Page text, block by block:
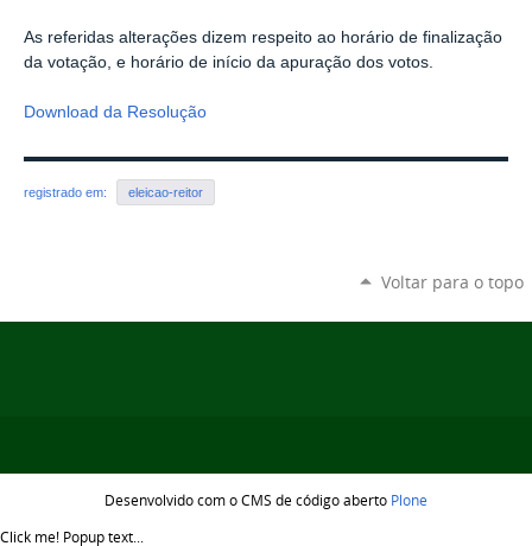
As referidas alterações dizem respeito ao horário de finalização
da votação e horário de início da apuração dos votos.
Download da Resolução
registrado em: eleicao-reitor
Voltar para o topo
Desenvolvido com o CMS de código aberto Plone
Click me! Popup text...